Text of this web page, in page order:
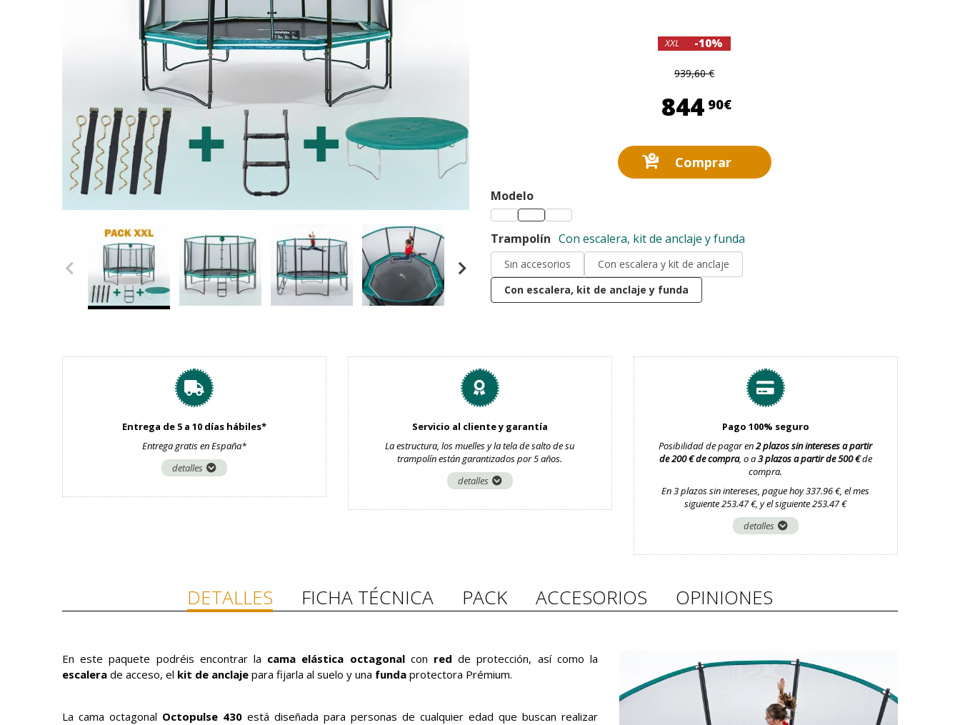
XXL -10%
939,60 €
844 90€844,90 €
Comprar
Modelo
Trampolín Con escalera, kit de anclaje y funda
Sin accesorios
Con escalera y kit de anclaje
Con escalera, kit de anclaje y funda
Entrega de 5 a 10 días hábiles*
Entrega gratis en España*
detalles
Servicio al cliente y garantía
La estructura, los muelles y la tela de salto de su
trampolín están garantizados por 5 años.
detalles
Pago 100% seguro
Posibilidad de pagar en2 plazos sin intereses a partir
de 200 € de compra, o a3 plazos a partir de 500 €de
compra.
En 3 plazos sin intereses, pague hoy 337.96 €, el mes
siguiente 253.47 €, y el siguiente 253.47 €
detalles
DETALLES FICHA TÉCNICA PACK ACCESORIOS OPINIONES
En este paquete podréis encontrar la cama elástica octagonalcon red de protección, así como la
escalera de acceso, el kit de anclaje para fijarla al suelo y una funda protectora Prémium.
La cama octagonal Octopulse 430 está diseñada para personas de cualquier edad que buscan realizar